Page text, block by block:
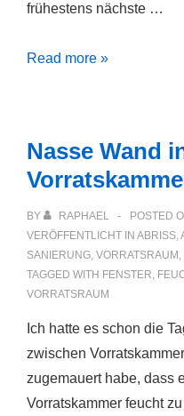
frühestens nächste …
Mal
Read more »
Nasse Wand
BY RAPHAEL POSTED
VERÖFFENTLICHT IN ABRISS,
SANIERUNG, VORRATSRAUM ,
TAGGED WITH FENSTER,
VORRATSRAUM
Ich hatte es schon die
zwischen
zugemauert habe, dass
Vorratskammer feucht